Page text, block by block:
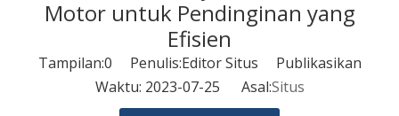
Motor untuk Pendinginan yang
Efisien
Tampilan:0 Penulis:Editor Situs Publikasikan
Waktu: 2023-07-25 Asal:Situs